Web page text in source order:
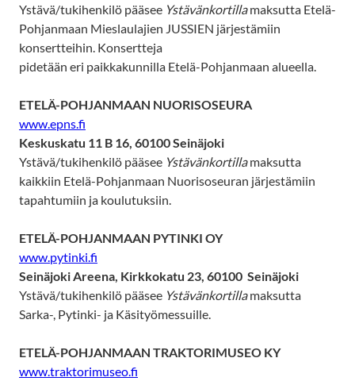
Ystävä/tukihenkilö pääsee Ystävänkortillamaksutta Etelä-
Pohjanmaan Mieslaulajien JUSSIEN järjestämiin
konsertteihin. Konsertteja
pidetään eri paikkakunnilla Etelä-Pohjanmaan alueella.
ETELÄ-POHJANMAAN NUORISOSEURA
www.epns.fi
Keskuskatu 11 B 16, 60100 Seinäjoki
Ystävä/tukihenkilö pääsee Ystävänkortillamaksutta
kaikkiin Etelä-Pohjanmaan Nuorisoseuran järjestämiin
tapahtumiin ja koulutuksiin.
ETELÄ-POHJANMAAN PYTINKI OY
www.pytinki.fi
Seinäjoki Areena, Kirkkokatu 23, 60100 Seinäjoki
Ystävä/tukihenkilö pääsee Ystävänkortillamaksutta
Sarka-, Pytinki- ja Käsityömessuille.
ETELÄ-POHJANMAAN TRAKTORIMUSEO KY
www.traktorimuseo.fi